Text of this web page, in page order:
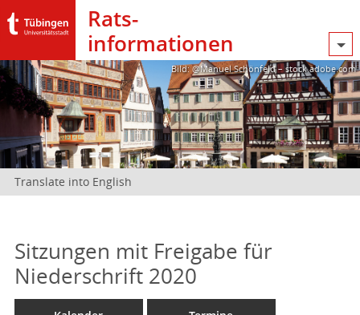
Rats­
informationen
Bild: @Manuel Schönfeld – stock.adobe.com
Translate into English
Sitzungen mit Freigabe für
Niederschrift 2020